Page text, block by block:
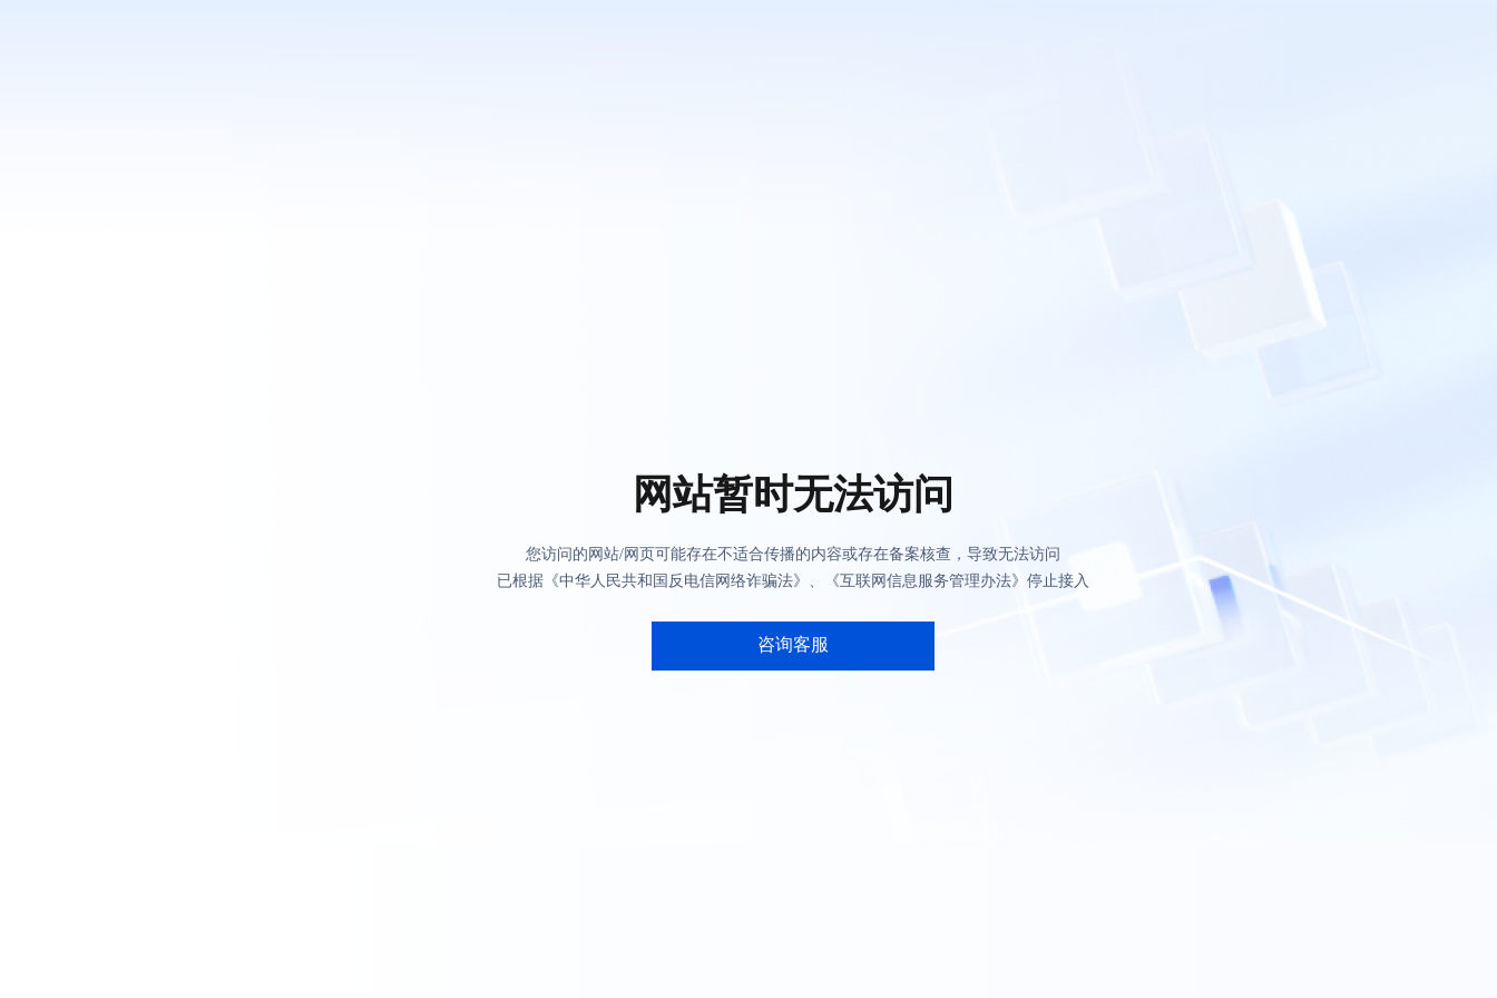
网站暂时无法访问
您访问的网站/网页可能存在不适合传播的内容或存在备案核查，导致无法访问
已根据《中华人民共和国反电信网络诈骗法》、《互联网信息服务管理办法》停止接入
咨询客服